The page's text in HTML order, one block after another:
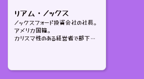
リアム・ノックス
ノックスフォード投資会社の社長。
アメリカ国籍。
カリスマ性のある経営者で部下か
社員へのパワハラやセクハラは日